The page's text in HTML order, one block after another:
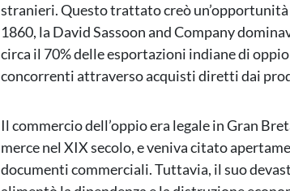
stranieri. Questo trattato creò
1860, la David Sassoon and Company
circa il 70% delle esportazioni indiane di
concorrenti attraverso acquisti diretti dai
Il commercio dell’oppio era legale in Gran
merce nel XIX secolo, e veniva citato
documenti commerciali. Tuttavia, il suo